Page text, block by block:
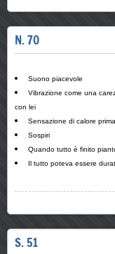
N. 70
Suono piacevole
Vibrazione come una
con lei
Sensazione di calore
Sospiri
Quando tutto è finito
Il tutto poteva essere
S. 51